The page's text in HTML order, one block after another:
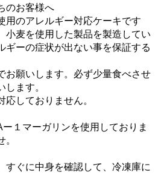
のお客様へ
用のアレルギー対応ケーキです
小麦を使用した製品を製造してい
ギーの症状が出ない事を保証する
お願いします。必ず少量食べさせ
ます。
しておりません。
１マーガリンを使用しておりま
すぐに中身を確認して、冷凍庫に